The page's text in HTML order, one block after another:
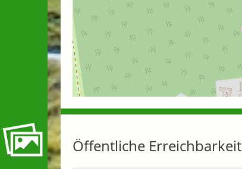
Öffentliche Erreichbarkeit